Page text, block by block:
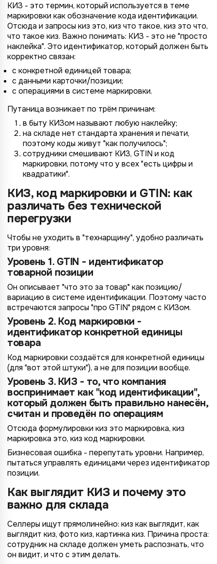
КИЗ - это термин, который используется в теме
маркировки как обозначение кода идентификации.
Отсюда и запросы киз это, киз что такое, киз это что,
что такое киз. Важно понимать: КИЗ - это не "просто
наклейка". Это идентификатор, который должен быть
корректно связан:
с конкретной единицей товара;
с данными карточки/позиции;
с операциями в системе маркировки.
Путаница возникает по трём причинам:
в быту КИЗом называют любую наклейку;
на складе нет стандарта хранения и печати,
поэтому коды живут "как получилось";
сотрудники смешивают КИЗ, GTIN и код
маркировки, потому что у всех "есть цифры и
квадратики".
КИЗ, код маркировки и GTIN: как
различать без технической
перегрузки
Чтобы не уходить в "технарщину", удобно различать
три уровня:
Уровень 1. GTIN - идентификатор
товарной позиции
Он описывает "что это за товар" как позицию/
вариацию в системе идентификации. Поэтому часто
встречаются запросы "про GTIN" рядом с КИЗом.
Уровень 2. Код маркировки -
идентификатор конкретной единицы
товара
Код маркировки создаётся для конкретной единицы
(для "вот этой штуки"), а не для позиции вообще.
Уровень 3. КИЗ - то, что компания
воспринимает как "код идентификации",
который должен быть правильно нанесён,
считан и проведён по операциям
Отсюда формулировки киз это маркировка, киз
маркировка это, киз код маркировки.
Бизнесовая ошибка - перепутать уровни. Например,
пытаться управлять единицами через идентификатор
позиции.
Как выглядит КИЗ и почему это
важно для склада
Селлеры ищут прямолинейно: киз как выглядит, как
выглядит киз, фото киз, картинка киз. Причина проста:
сотрудник на складе должен уметь распознать, что
он видит, и что с этим делать.